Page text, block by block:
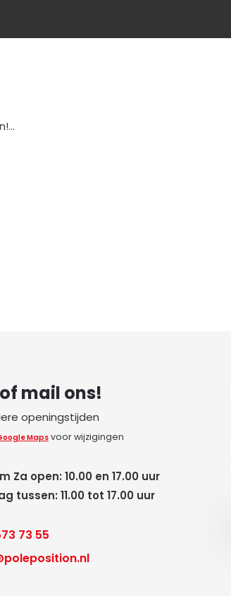
mail ons!
openingstijden
Mapsvoor wijzigingen
Za open: 10.00 en 17.00 uur
tussen: 11.00 tot 17.00 uur
73 55